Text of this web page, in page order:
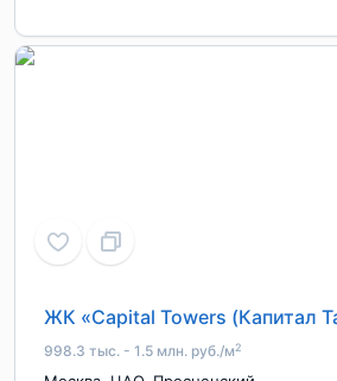
ЖК «Capital Towers (Капитал
998.3 тыс. - 1.5 млн. руб./м2